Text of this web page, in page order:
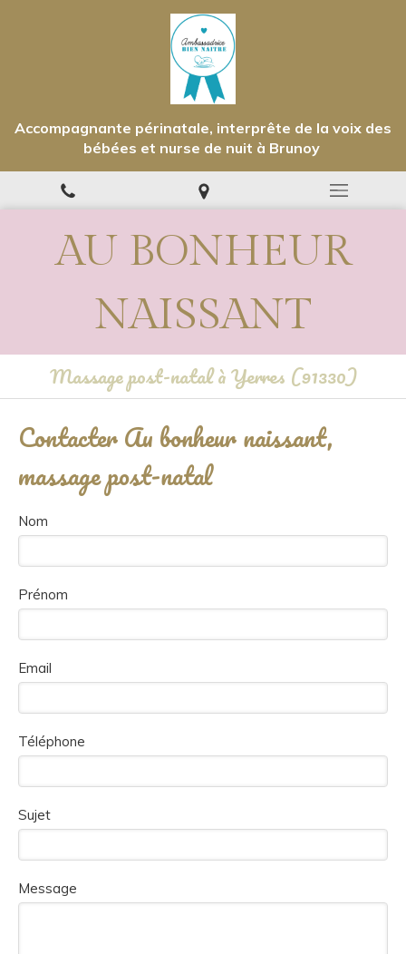
Accompagnante périnatale, interprête de la voix des
bébées et nurse de nuit à Brunoy
AU BONHEUR
NAISSANT
Massage post-natal à Yerres (91330)
Contacter Au bonheur naissant,
massage post-natal
Nom
Prénom
Email
Téléphone
Sujet
Message